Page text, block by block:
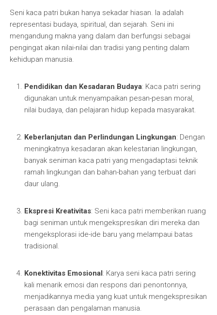
Seni kaca patri bukan hanya sekadar hiasan. Ia adalah
representasi budaya, spiritual, dan sejarah. Seni ini
mengandung makna yang dalam dan berfungsi sebagai
pengingat akan nilai-nilai dan tradisi yang penting dalam
kehidupan manusia.
Pendidikan dan Kesadaran Budaya: Kaca patri sering
digunakan untuk menyampaikan pesan-pesan moral,
nilai budaya, dan pelajaran hidup kepada masyarakat.
Keberlanjutan dan Perlindungan Lingkungan: Dengan
meningkatnya kesadaran akan kelestarian lingkungan,
banyak seniman kaca patri yang mengadaptasi teknik
ramah lingkungan dan bahan-bahan yang terbuat dari
daur ulang.
Ekspresi Kreativitas: Seni kaca patri memberikan ruang
bagi seniman untuk mengekspresikan diri mereka dan
mengeksplorasi ide-ide baru yang melampaui batas
tradisional.
Konektivitas Emosional: Karya seni kaca patri sering
kali menarik emosi dan respons dari penontonnya,
menjadikannya media yang kuat untuk mengekspresikan
perasaan dan pengalaman manusia.